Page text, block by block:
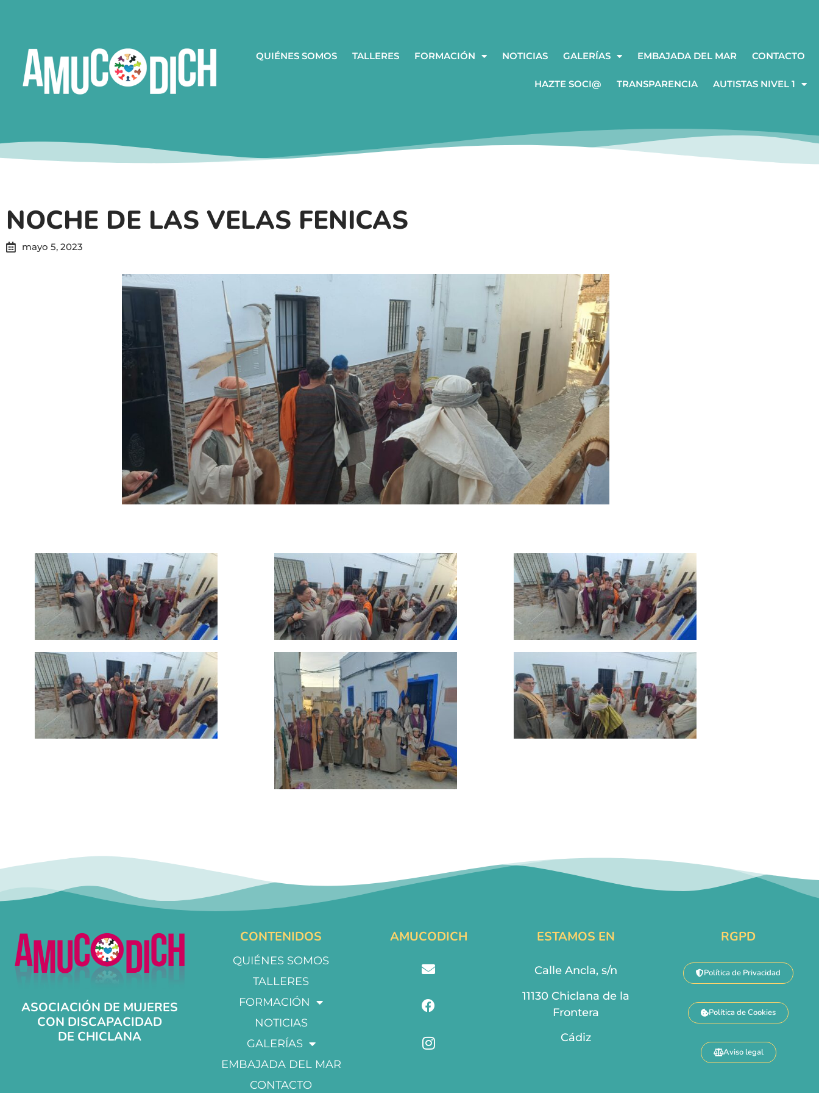
QUIÉNES SOMOS TALLERES FORMACIÓN NOTICIAS GALERÍAS EMBAJADA DEL MAR CONTACTO
HAZTE SOCI@ TRANSPARENCIA AUTISTAS NIVEL 1
NOCHE DE LAS VELAS FENICAS
mayo 5, 2023
ASOCIACIÓN DE MUJERES
CON DISCAPACIDAD
DE CHICLANA
CONTENIDOS
QUIÉNES SOMOS
TALLERES
FORMACIÓN
NOTICIAS
GALERÍAS
EMBAJADA DEL MAR
CONTACTO
AMUCODICH ESTAMOS EN
Calle Ancla, s/n
11130 Chiclana de la
Frontera
Cádiz
RGPD
Política de Privacidad
Política de Cookies
Aviso legal